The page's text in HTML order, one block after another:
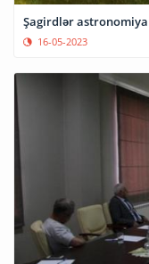
Şagirdlər astronomiya
16-05-2023